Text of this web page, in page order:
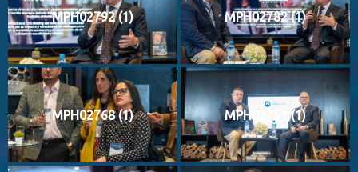
MPH02792 (1) MPH02782 (1)
MPH02768 (1) MPH02751 (1)